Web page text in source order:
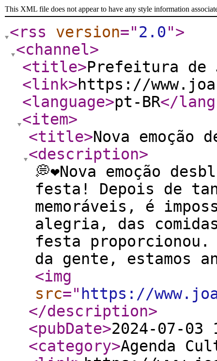
This XML file does not appear to have any style information
<rss version="2.0">
<channel>
<title>Prefeitura de
<link>https://
<language>pt-BR</
<item>
<title>Nova emoção
<description>
💭❤️Nova emoção
festa! Depois de
memoráveis, é
alegria, das
festa
da gente, estamos
<img
src=" https://
</description>
<pubDate>2024-07-03
<category>Agenda